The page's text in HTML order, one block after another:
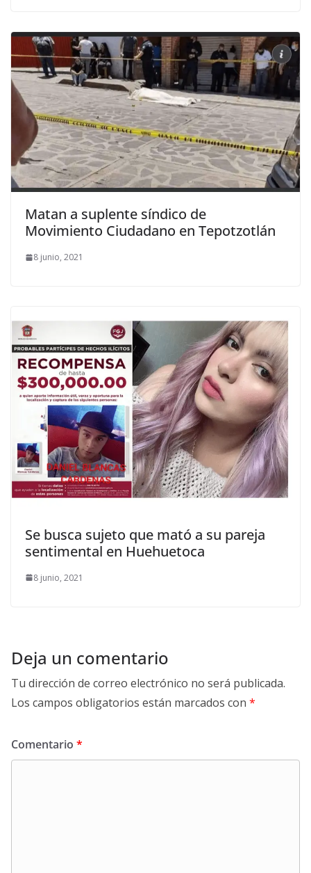
Matan a suplente síndico de
Movimiento Ciudadano en Tepotzotlán
8 junio, 2021
Se busca sujeto que mató a su pareja
sentimental en Huehuetoca
8 junio, 2021
Deja un comentario
Tu dirección de correo electrónico no será publicada.
Los campos obligatorios están marcados con *
Comentario *